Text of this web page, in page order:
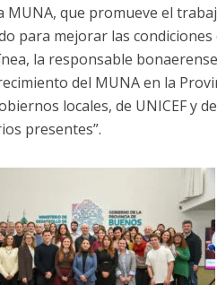
MUNA, que promueve el
para mejorar las
la responsable
del MUNA en la
locales, de UNICEF y
presentes”.